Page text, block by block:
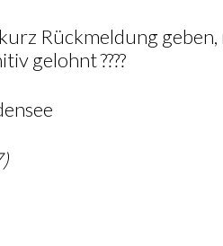
Rückmeldung
gelohnt ????